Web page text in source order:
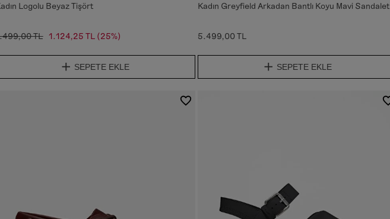
Logolu Beyaz Tişört
TL 1.124,25 TL (25%)
SEPETE EKLE
Kadın Greyfield Arkadan Bantlı Koyu Mavi Sandalet
5.499,00 TL
SEPETE EKLE